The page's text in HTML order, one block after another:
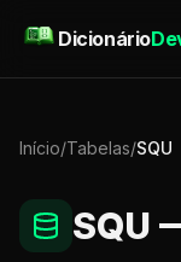
Dicionário
Início/Tabelas/SQU
SQU